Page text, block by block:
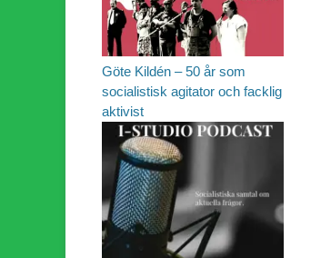
Göte Kildén – 50 år som
socialistisk agitator och facklig
aktivist